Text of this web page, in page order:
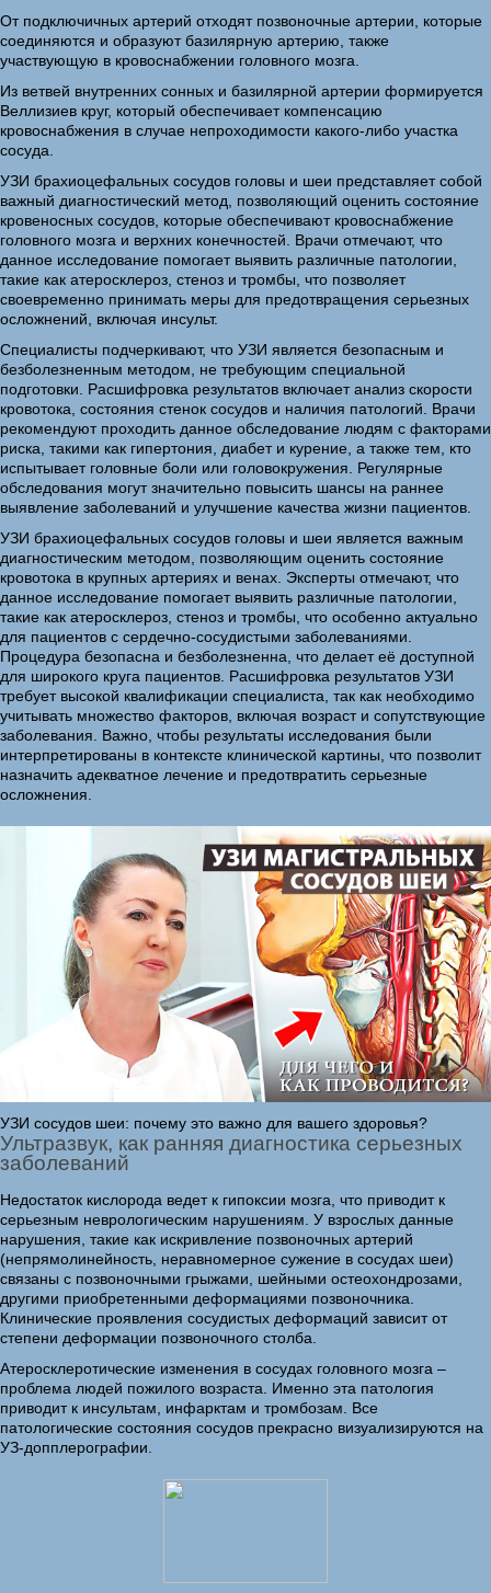
От подключичных артерий отходят позвоночные артерии, которые
соединяются и образуют базилярную артерию, также
участвующую в кровоснабжении головного мозга.
Из ветвей внутренних сонных и базилярной артерии формируется
Веллизиев круг, который обеспечивает компенсацию
кровоснабжения в случае непроходимости какого-либо участка
сосуда.
УЗИ брахиоцефальных сосудов головы и шеи представляет собой
важный диагностический метод, позволяющий оценить состояние
кровеносных сосудов, которые обеспечивают кровоснабжение
головного мозга и верхних конечностей. Врачи отмечают, что
данное исследование помогает выявить различные патологии,
такие как атеросклероз, стеноз и тромбы, что позволяет
своевременно принимать меры для предотвращения серьезных
осложнений, включая инсульт.
Специалисты подчеркивают, что УЗИ является безопасным и
безболезненным методом, не требующим специальной
подготовки. Расшифровка результатов включает анализ скорости
кровотока, состояния стенок сосудов и наличия патологий. Врачи
рекомендуют проходить данное обследование людям с факторами
риска, такими как гипертония, диабет и курение, а также тем, кто
испытывает головные боли или головокружения. Регулярные
обследования могут значительно повысить шансы на раннее
выявление заболеваний и улучшение качества жизни пациентов.
УЗИ брахиоцефальных сосудов головы и шеи является важным
диагностическим методом, позволяющим оценить состояние
кровотока в крупных артериях и венах. Эксперты отмечают, что
данное исследование помогает выявить различные патологии,
такие как атеросклероз, стеноз и тромбы, что особенно актуально
для пациентов с сердечно-сосудистыми заболеваниями.
Процедура безопасна и безболезненна, что делает её доступной
для широкого круга пациентов. Расшифровка результатов УЗИ
требует высокой квалификации специалиста, так как необходимо
учитывать множество факторов, включая возраст и сопутствующие
заболевания. Важно, чтобы результаты исследования были
интерпретированы в контексте клинической картины, что позволит
назначить адекватное лечение и предотвратить серьезные
осложнения.
УЗИ сосудов шеи: почему это важно для вашего здоровья?
Ультразвук, как ранняя диагностика серьезных
заболеваний
Недостаток кислорода ведет к гипоксии мозга, что приводит к
серьезным неврологическим нарушениям. У взрослых данные
нарушения, такие как искривление позвоночных артерий
(непрямолинейность, неравномерное сужение в сосудах шеи)
связаны с позвоночными грыжами, шейными остеохондрозами,
другими приобретенными деформациями позвоночника.
Клинические проявления сосудистых деформаций зависит от
степени деформации позвоночного столба.
Атеросклеротические изменения в сосудах головного мозга –
проблема людей пожилого возраста. Именно эта патология
приводит к инсультам, инфарктам и тромбозам. Все
патологические состояния сосудов прекрасно визуализируются на
УЗ-допплерографии.